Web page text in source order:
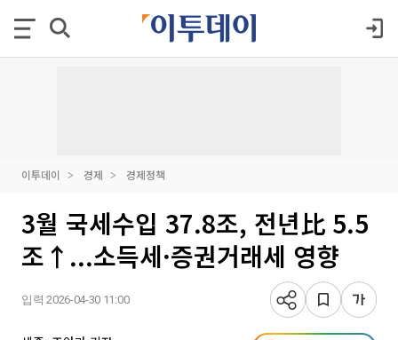
이투데이 경제 경제정책
3월 국세수입 37.8조, 전년比 5.5
조↑...소득세·증권거래세 영향
입력 2026-04-30 11:00